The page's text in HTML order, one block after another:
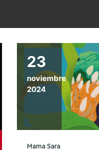
23
noviembre
2024
Mama Sara